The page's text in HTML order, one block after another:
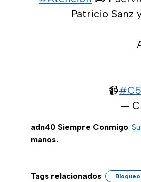
Patricio Sanz
📹
—
adn40 Siempre Conmigo.
manos.
Tags relacionados